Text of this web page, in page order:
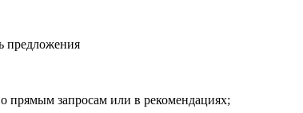
прямым запросам или в рекомендациях;